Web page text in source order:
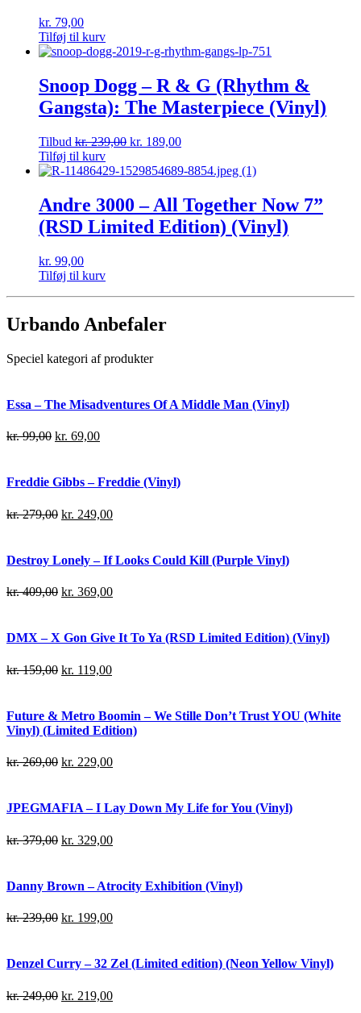
kr. 79,00
Tilføj til kurv
Snoop Dogg – R & G (Rhythm &
Gangsta): The Masterpiece (Vinyl)
Tilbud kr.239,00 kr. 189,00
Tilføj til kurv
Andre 3000 – All Together Now 7”
(RSD Limited Edition) (Vinyl)
kr. 99,00
Tilføj til kurv
Urbando Anbefaler
Speciel kategori af produkter
Essa – The Misadventures Of A Middle Man (Vinyl)
kr.99,00 kr. 69,00
Freddie Gibbs – Freddie (Vinyl)
kr.279,00 kr. 249,00
Destroy Lonely – If Looks Could Kill (Purple Vinyl)
kr.409,00 kr. 369,00
DMX – X Gon Give It To Ya (RSD Limited Edition) (Vinyl)
kr.159,00 kr. 119,00
Future & Metro Boomin – We Stille Don’t Trust YOU (White
Vinyl) (Limited Edition)
kr.269,00 kr. 229,00
JPEGMAFIA – I Lay Down My Life for You (Vinyl)
kr.379,00 kr. 329,00
Danny Brown – Atrocity Exhibition (Vinyl)
kr.239,00 kr. 199,00
Denzel Curry – 32 Zel (Limited edition) (Neon Yellow Vinyl)
kr.249,00 kr. 219,00